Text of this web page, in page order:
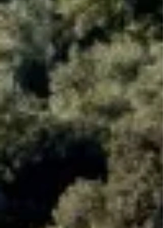
не просто для отдыха, а для полного
перезапуска. Концепция Adults Only
здесь проявляется в особой, зрелой
атмосфере умиротворения, где ценятся
покой, эстетика и глубокая внутренняя
работа над собой. Расположенный над
бирюзовыми бухтами Кючюкбюк, отель
дарит своим гостям уникальную
возможность побыть наедине с морем,
солнцем и собственным